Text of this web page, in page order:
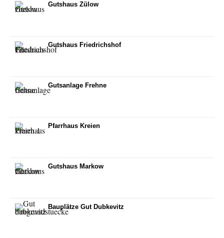
Gutshaus Zülow
Gutshaus Friedrichshof
Gutsanlage Frehne
Pfarrhaus Kreien
Gutshaus Markow
Bauplätze Gut Dubkevitz